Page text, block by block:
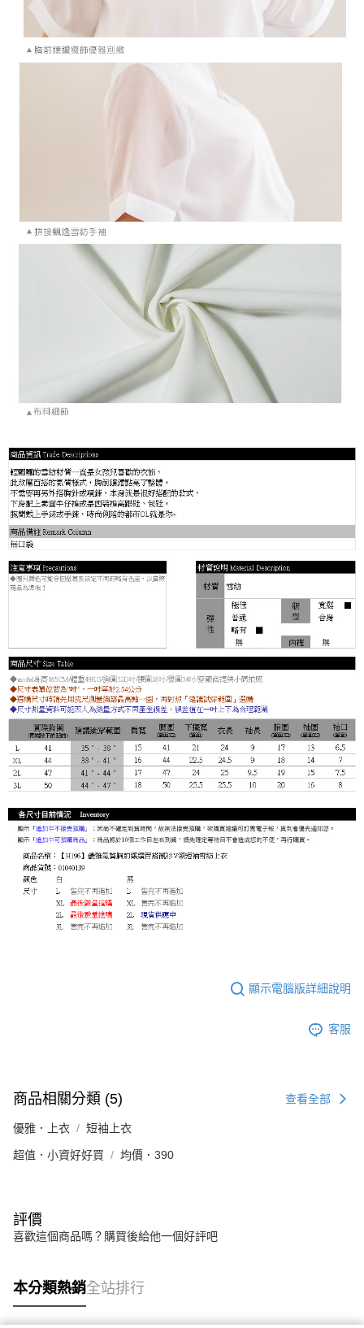
顯示電腦版詳細說明
客服
商品相關分類 (5) 查看全部
優雅．上衣 短袖上衣
超值．小資好好買 均價．390
評價
喜歡這個商品嗎？購買後給他一個好評吧
本分類熱銷全站排行